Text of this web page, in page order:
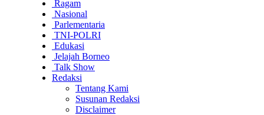
Ragam
Nasional
Parlementaria
TNI-POLRI
Edukasi
Jelajah Borneo
Talk Show
Redaksi
Tentang Kami
Susunan Redaksi
Disclaimer